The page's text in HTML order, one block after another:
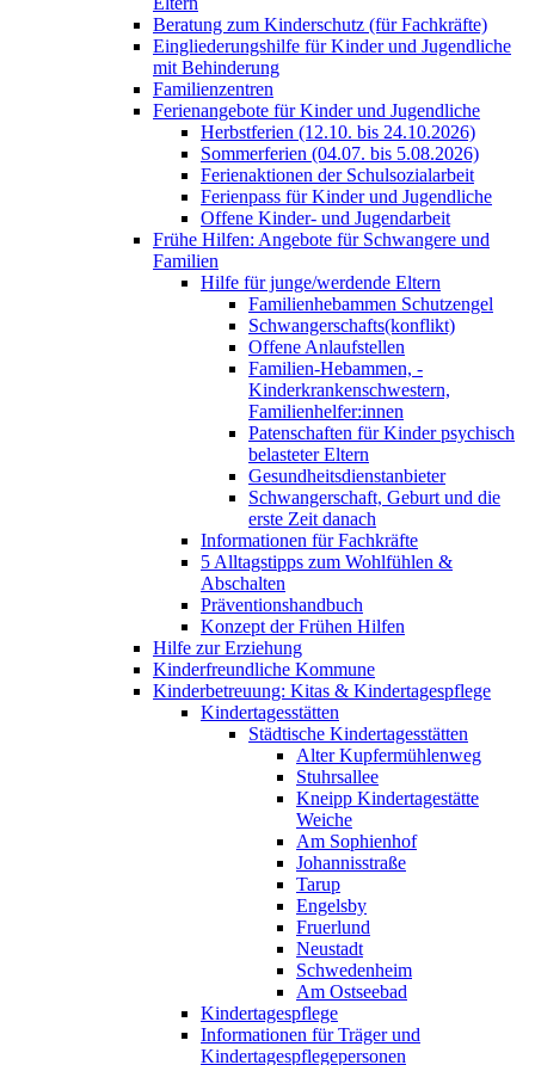
Beratung zum Kinderschutz (für Fachkräfte)
Eingliederungshilfe für Kinder und Jugendliche
mit Behinderung
Familienzentren
Ferienangebote für Kinder und Jugendliche
Herbstferien (12.10. bis 24.10.2026)
Sommerferien (04.07. bis 5.08.2026)
Ferienaktionen der Schulsozialarbeit
Ferienpass für Kinder und Jugendliche
Offene Kinder- und Jugendarbeit
Frühe Hilfen: Angebote für Schwangere und
Familien
Hilfe für junge/werdende Eltern
Familienhebammen Schutzengel
Schwangerschafts(konflikt)
Offene Anlaufstellen
Familien-Hebammen, -
Kinderkrankenschwestern,
Familienhelfer:innen
Patenschaften für Kinder psychisch
belasteter Eltern
Gesundheitsdienstanbieter
Schwangerschaft, Geburt und die
erste Zeit danach
Informationen für Fachkräfte
5 Alltagstipps zum Wohlfühlen &
Abschalten
Präventionshandbuch
Konzept der Frühen Hilfen
Hilfe zur Erziehung
Kinderfreundliche Kommune
Kinderbetreuung: Kitas & Kindertagespflege
Kindertagesstätten
Städtische Kindertagesstätten
Alter Kupfermühlenweg
Stuhrsallee
Kneipp Kindertagestätte
Weiche
Am Sophienhof
Johannisstraße
Tarup
Engelsby
Fruerlund
Neustadt
Schwedenheim
Am Ostseebad
Kindertagespflege
Informationen für Träger und
Kindertagespflegepersonen